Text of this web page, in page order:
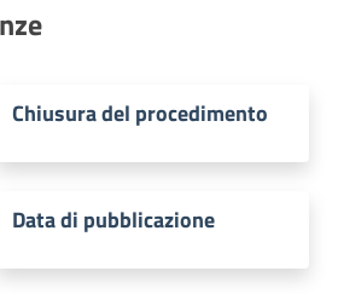
Chiusura del procedimento
Data di pubblicazione